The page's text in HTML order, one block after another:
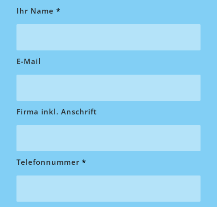
Ihr Name *
E-Mail
Firma inkl. Anschrift
Telefonnummer *